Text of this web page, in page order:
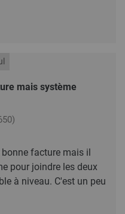
mais système
facture mais il
pour joindre les deux
à niveau. C'est un peu